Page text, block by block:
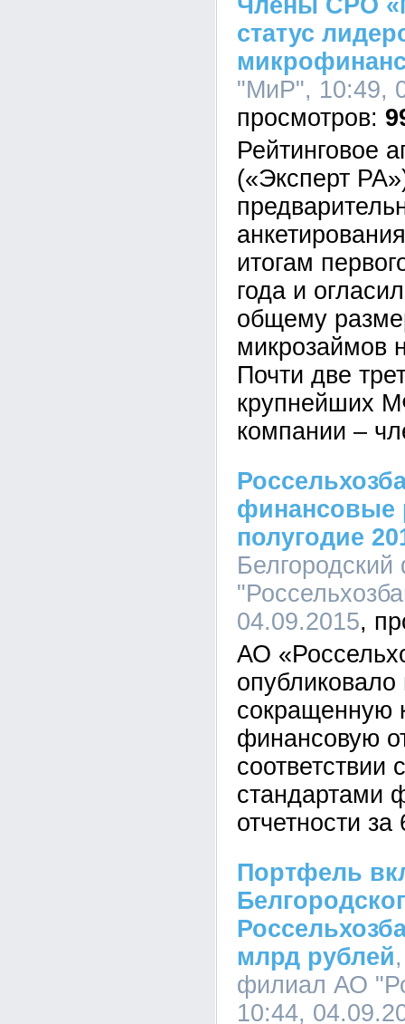
Члены СРО
статус
"МиР", 10:49,
Рейтинговое
(«Эксперт
итогам
года и
общему
микрозаймов
Почти две
крупнейших
компании –
финансовые
полугодие
04.09.2015
АО
сокращенную
финансовую
стандартами
отчетности
Портфель
млрд рублей
филиал АО
10:44,